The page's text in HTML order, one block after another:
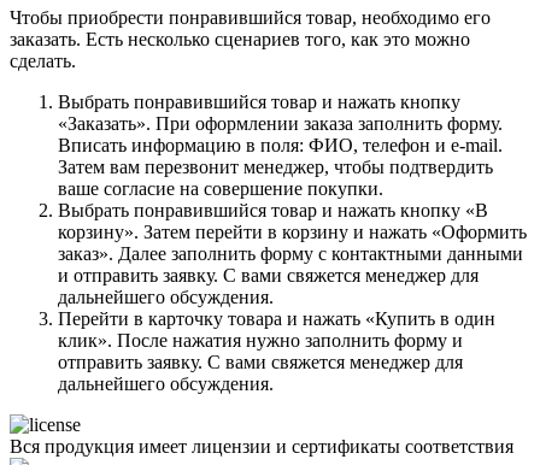
Чтобы приобрести понравившийся товар, необходимо его
заказать. Есть несколько сценариев того, как это можно
сделать.
Выбрать понравившийся товар и нажать кнопку
«Заказать». При оформлении заказа заполнить форму.
Вписать информацию в поля: ФИО, телефон и e-mail.
Затем вам перезвонит менеджер, чтобы подтвердить
ваше согласие на совершение покупки.
Выбрать понравившийся товар и нажать кнопку «В
корзину». Затем перейти в корзину и нажать «Оформить
заказ». Далее заполнить форму с контактными данными
и отправить заявку. С вами свяжется менеджер для
дальнейшего обсуждения.
Перейти в карточку товара и нажать «Купить в один
клик». После нажатия нужно заполнить форму и
отправить заявку. С вами свяжется менеджер для
дальнейшего обсуждения.
Вся продукция имеет лицензии и сертификаты соответствия